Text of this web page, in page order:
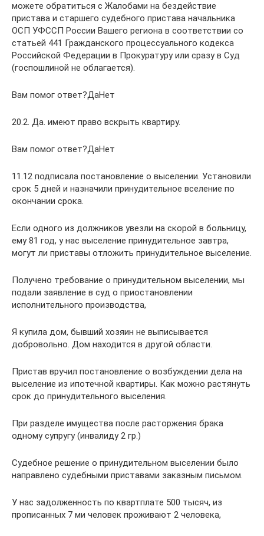
можете обратиться с Жалобами на бездействие
пристава и старшего судебного пристава начальника
ОСП УФССП России Вашего региона в соответствии со
статьей 441 Гражданского процессуального кодекса
Российской Федерации в Прокуратуру или сразу в Суд
(госпошлиной не облагается).
Вам помог ответ?ДаНет
20.2. Да. имеют право вскрыть квартиру.
Вам помог ответ?ДаНет
11.12 подписала постановление о выселении. Установили
срок 5 дней и назначили принудительное вселение по
окончании срока.
Если одного из должников увезли на скорой в больницу,
ему 81 год, у нас выселение принудительное завтра,
могут ли приставы отложить принудительное выселение.
Получено требование о принудительном выселении, мы
подали заявление в суд о приостановлении
исполнительного производства,
Я купила дом, бывший хозяин не выписывается
добровольно. Дом находится в другой области.
Пристав вручил постановление о возбуждении дела на
выселение из ипотечной квартиры. Как можно растянуть
срок до принудительного выселения.
При разделе имущества после расторжения брака
одному супругу (инвалиду 2 гр.)
Судебное решение о принудительном выселении было
направлено судебными приставами заказным письмом.
У нас задолженность по квартплате 500 тысяч, из
прописанных 7 ми человек проживают 2 человека,